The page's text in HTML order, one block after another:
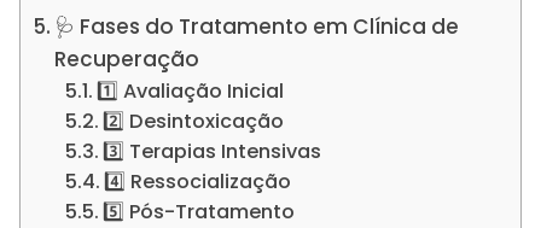
🩺 Fases do Tratamento em Clínica de
Recuperação
1️⃣ Avaliação Inicial
2️⃣ Desintoxicação
3️⃣ Terapias Intensivas
4️⃣ Ressocialização
5️⃣ Pós-Tratamento